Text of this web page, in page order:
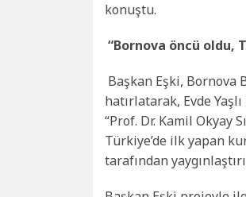
konuştu.
“Bornova öncü oldu,
Başkan Eşki, Bornova
hatırlatarak, Evde
“Prof. Dr. Kamil Okyay
Türkiye’de ilk yapan
tarafından